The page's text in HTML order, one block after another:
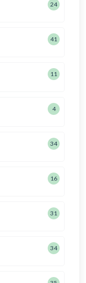
24
41
11
4
34
16
31
34